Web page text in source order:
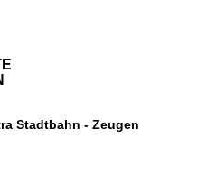
Stadtbahn - Zeugen